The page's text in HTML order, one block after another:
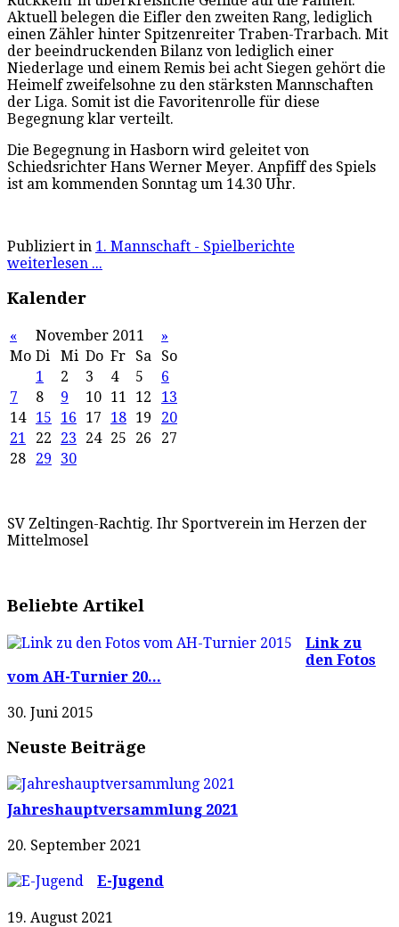
Aktuell belegen die Eifler den zweiten Rang, lediglich
einen Zähler hinter Spitzenreiter Traben-Trarbach. Mit
der beeindruckenden Bilanz von lediglich einer
Niederlage und einem Remis bei acht Siegen gehört die
Heimelf zweifelsohne zu den stärksten Mannschaften
der Liga. Somit ist die Favoritenrolle für diese
Begegnung klar verteilt.
Die Begegnung in Hasborn wird geleitet von
Schiedsrichter Hans Werner Meyer. Anpfiff des Spiels
ist am kommenden Sonntag um 14.30 Uhr.
Publiziert in 1. Mannschaft - Spielberichte
weiterlesen ...
Kalender
« November 2011
»
Mo Di Mi Do Fr Sa
So
1
2 3 4 5
6
7
8 9 10 11 12
13
14
15 16 17 18 19
20
21
22 23 24 25 26
27
28
29 30
SV Zeltingen-Rachtig. Ihr Sportverein im Herzen der
Mittelmosel
Beliebte Artikel
Link zu
den Fotos
vom AH-Turnier 20...
30. Juni 2015
Neuste Beiträge
Jahreshauptversammlung 2021
20. September 2021
E-Jugend
19. August 2021